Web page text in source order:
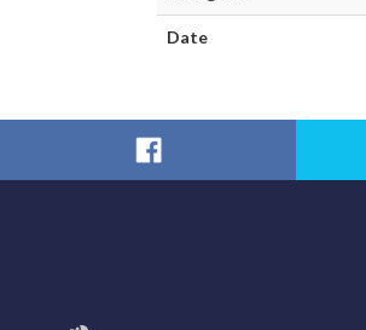
Date